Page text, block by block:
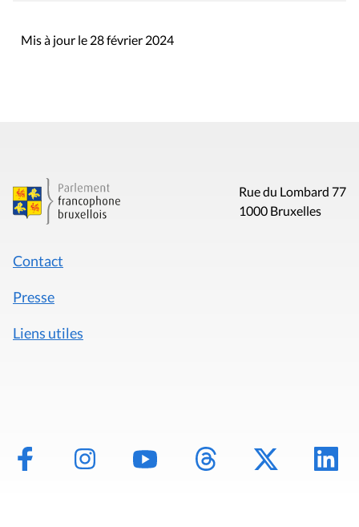
Mis à jour le 28 février 2024
Rue du Lombard 77
1000 Bruxelles
Contact
Presse
Liens utiles